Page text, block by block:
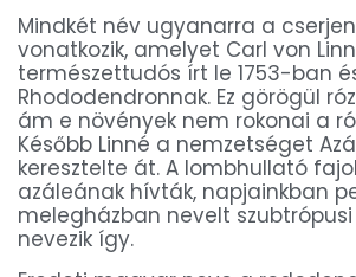
Mindkét név ugyanarra a
vonatkozik, amelyet Carl von
természettudós írt le 1753-ban
Rhododendronnak. Ez görögül
ám e növények nem rokonai a
Később Linné a nemzetséget
keresztelte át. A lombhullató
azáleának hívták, napjainkban
melegházban nevelt
nevezik így.